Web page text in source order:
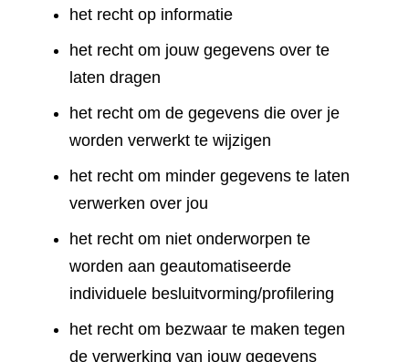
het recht op informatie
het recht om jouw gegevens over te
laten dragen
het recht om de gegevens die over je
worden verwerkt te wijzigen
het recht om minder gegevens te laten
verwerken over jou
het recht om niet onderworpen te
worden aan geautomatiseerde
individuele besluitvorming/profilering
het recht om bezwaar te maken tegen
de verwerking van jouw gegevens